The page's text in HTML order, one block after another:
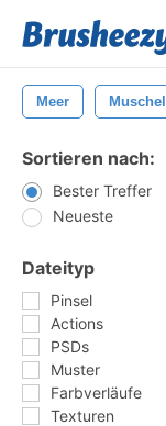
Meer Muschel
Sortieren nach:
Bester Treffer
Neueste
Dateityp
Pinsel
Actions
PSDs
Muster
Farbverläufe
Texturen